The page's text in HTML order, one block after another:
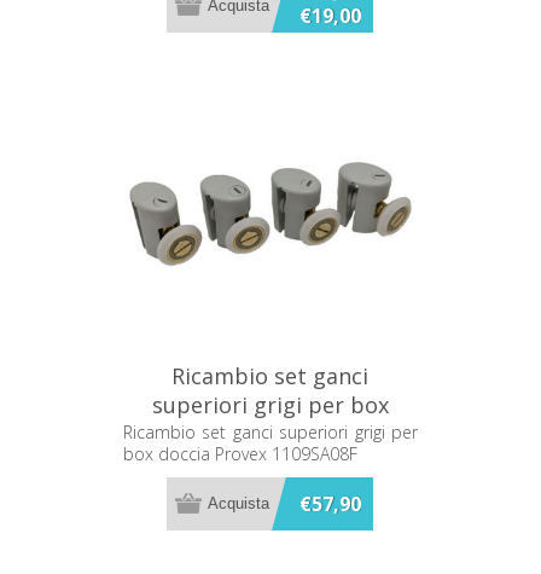
€19,00
Ricambio set ganci
superiori grigi per box
doccia Provex 1109SA08F
Ricambio set ganci superiori grigi per
box doccia Provex 1109SA08F
€57,90